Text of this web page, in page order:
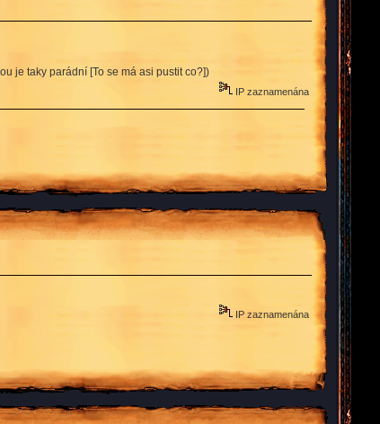
je taky parádní [To se má asi pustit co?])
IP zaznamenána
IP zaznamenána